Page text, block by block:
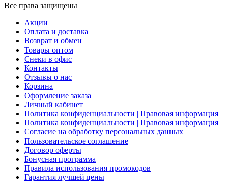
Все права защищены
Акции
Оплата и доставка
Возврат и обмен
Товары оптом
Снеки в офис
Контакты
Отзывы о нас
Корзина
Оформление заказа
Личный кабинет
Политика конфиденциальности | Правовая информация
Политика конфиденциальности | Правовая информация
Согласие на обработку персональных данных
Пользовательское соглашение
Договор оферты
Бонусная программа
Правила использования промокодов
Гарантия лучшей цены